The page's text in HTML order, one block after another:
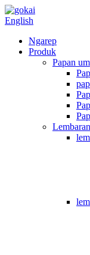
English
Ngarep
Produk
Papan